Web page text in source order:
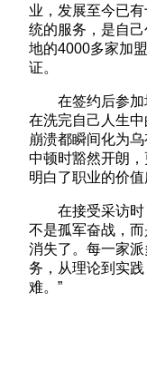
业，发展至今已
统的服务，是自
地的4000多家加
证。
在签约后参加
在洗完自己人生
崩溃都瞬间化为
中顿时豁然开朗
明白了职业的价值
在接受采访时
不是孤军奋战，
消失了。每一家
务，从理论到实
难。”